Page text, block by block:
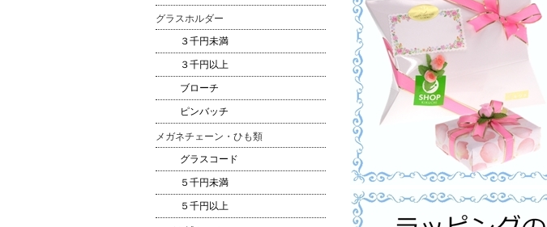
グラスホルダー
３千円未満
３千円以上
ブローチ
ピンバッチ
メガネチェーン・ひも類
グラスコード
５千円未満
５千円以上